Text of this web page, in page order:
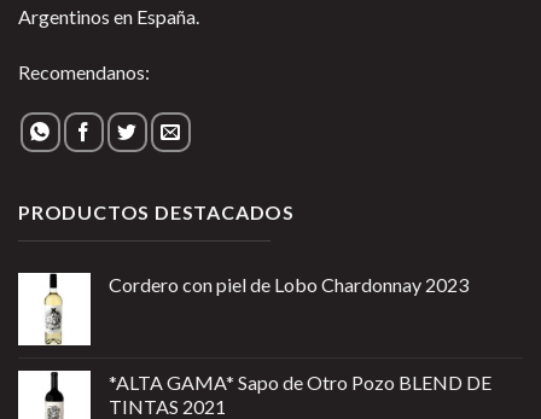
Argentinos en España.
Recomendanos:
PRODUCTOS DESTACADOS
Cordero con piel de Lobo Chardonnay 2023
*ALTA GAMA* Sapo de Otro Pozo BLEND DE
TINTAS 2021